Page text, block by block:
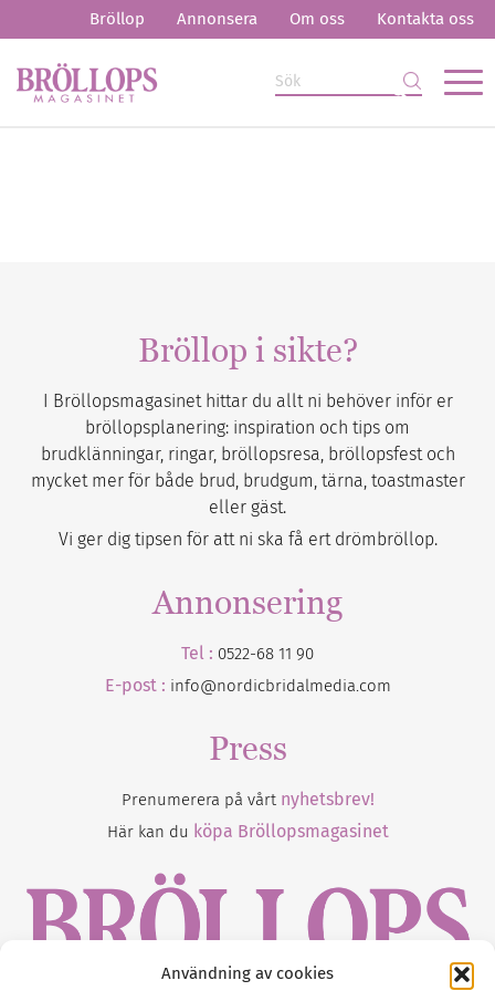
Användning av cookies
Bröllop Annonsera Om oss Kontakta oss
Bröllop i sikte?
I Bröllopsmagasinet hittar du allt ni behöver inför er
bröllopsplanering: inspiration och tips om
brudklänningar, ringar, bröllopsresa, bröllopsfest och
mycket mer för både brud, brudgum, tärna, toastmaster
eller gäst.
Vi ger dig tipsen för att ni ska få ert drömbröllop.
Annonsering
Tel : 0522-68 11 90
E-post : info@nordicbridalmedia.com
Press
Prenumerera på vårt nyhetsbrev!
Här kan du köpa Bröllopsmagasinet